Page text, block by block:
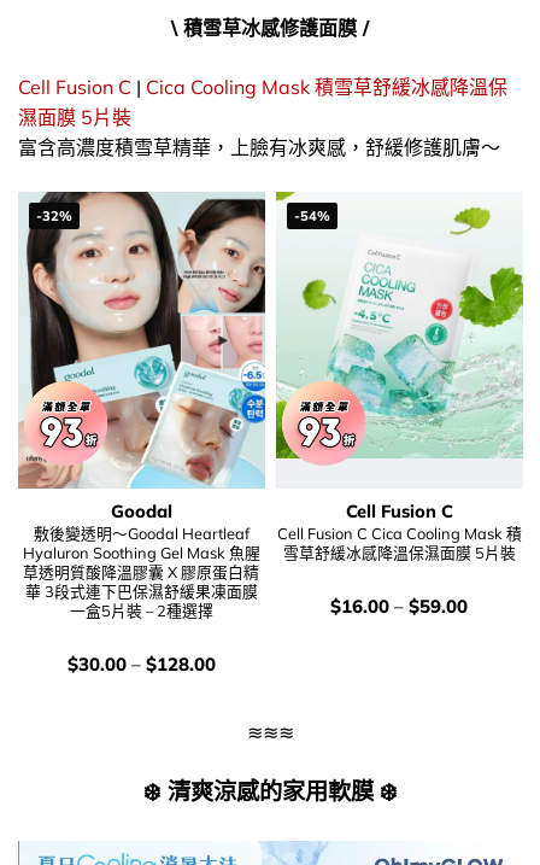
\ 積雪草冰感修護面膜 /
Cell Fusion C | Cica Cooling Mask 積雪草舒緩冰感降溫保
濕面膜 5片裝
富含高濃度積雪草精華，上臉有冰爽感，舒緩修護肌膚～
-32%
Goodal
敷後變透明～Goodal Heartleaf
Hyaluron Soothing Gel Mask 魚腥
草透明質酸降溫膠囊 X 膠原蛋白精
華 3段式連下巴保濕舒緩果凍面膜
一盒5片裝 – 2種選擇
價
錢：
$30.00– $128.00
-54%
Cell Fusion C
Cell Fusion C Cica Cooling Mask 積
雪草舒緩冰感降溫保濕面膜 5片裝
價
錢：
$16.00 – $59.00
≋≋≋
❄️ 清爽涼感的家用軟膜 ❄️